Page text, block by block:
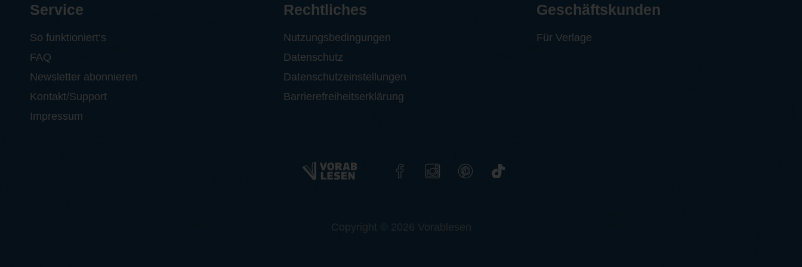
Service
So funktioniert‘s
FAQ
Newsletter abonnieren
Kontakt/Support
Impressum
Rechtliches
Nutzungsbedingungen
Datenschutz
Datenschutzeinstellungen
Barrierefreiheitserklärung
Geschäftskunden
Für Verlage
Copyright © 2026 Vorablesen